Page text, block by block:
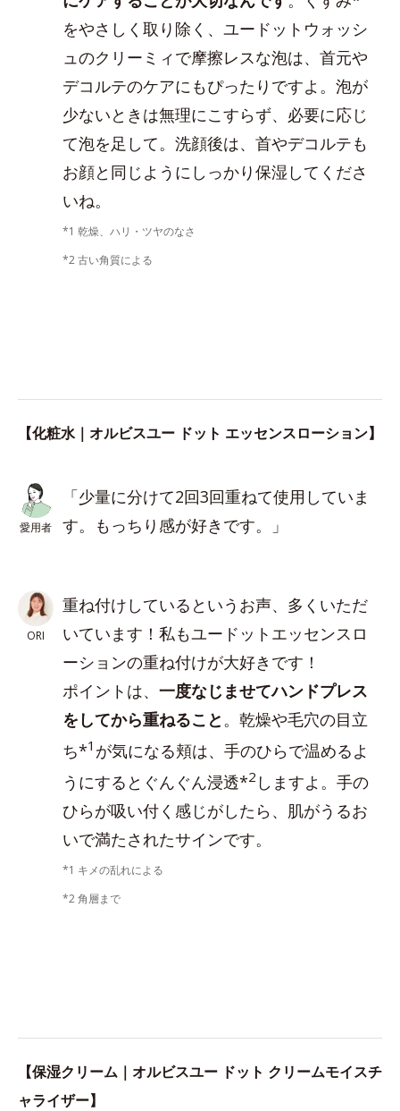
をやさしく取り除く、ユードットウォッシ
ュのクリーミィで摩擦レスな泡は、首元や
デコルテのケアにもぴったりですよ。泡が
少ないときは無理にこすらず、必要に応じ
て泡を足して。洗顔後は、首やデコルテも
お顔と同じようにしっかり保湿してくださ
いね。
*1 乾燥、ハリ・ツヤのなさ
*2 古い角質による
【化粧水｜オルビスユー ドット エッセンスローション】
愛用者
「少量に分けて2回3回重ねて使用していま
す。もっちり感が好きです。」
ORI
重ね付けしているというお声、多くいただ
いています！私もユードットエッセンスロ
ーションの重ね付けが大好きです！
ポイントは、 一度なじませてハンドプレス
をしてから重ねること 。乾燥や毛穴の目立
ち*1 が気になる頬は、手のひらで温めるよ
うにするとぐんぐん浸透*2 しますよ。手の
ひらが吸い付く感じがしたら、肌がうるお
いで満たされたサインです。
*1 キメの乱れによる
*2 角層まで
【保湿クリーム｜オルビスユー ドット クリームモイスチ
ャライザー】